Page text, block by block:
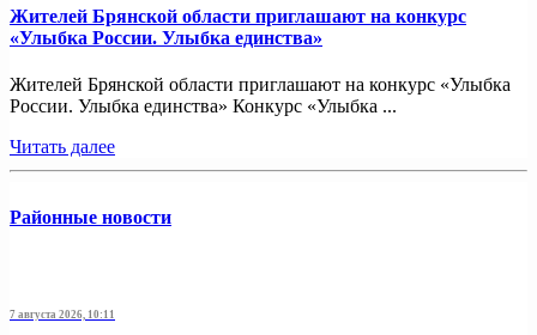
Жителей Брянской области приглашают на конкурс
«Улыбка России. Улыбка единства»
Жителей Брянской области приглашают на конкурс «Улыбка
России. Улыбка единства» Конкурс «Улыбка ...
Читать далее
Районные новости
7 августа 2026, 10:11